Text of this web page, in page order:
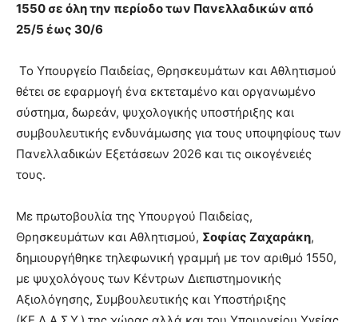
1550 σε όλη την περίοδο των Πανελλαδικών από
25/5 έως 30/6
Το Υπουργείο Παιδείας, Θρησκευμάτων και Αθλητισμού
θέτει σε εφαρμογή ένα εκτεταμένο και οργανωμένο
σύστημα, δωρεάν, ψυχολογικής υποστήριξης και
συμβουλευτικής ενδυνάμωσης για τους υποψηφίους των
Πανελλαδικών Εξετάσεων 2026 και τις οικογένειές
τους.
Με πρωτοβουλία της Υπουργού Παιδείας,
Θρησκευμάτων και Αθλητισμού, Σοφίας Ζαχαράκη,
δημιουργήθηκε τηλεφωνική γραμμή με τον αριθμό 1550,
με ψυχολόγους των Κέντρων Διεπιστημονικής
Αξιολόγησης, Συμβουλευτικής και Υποστήριξης